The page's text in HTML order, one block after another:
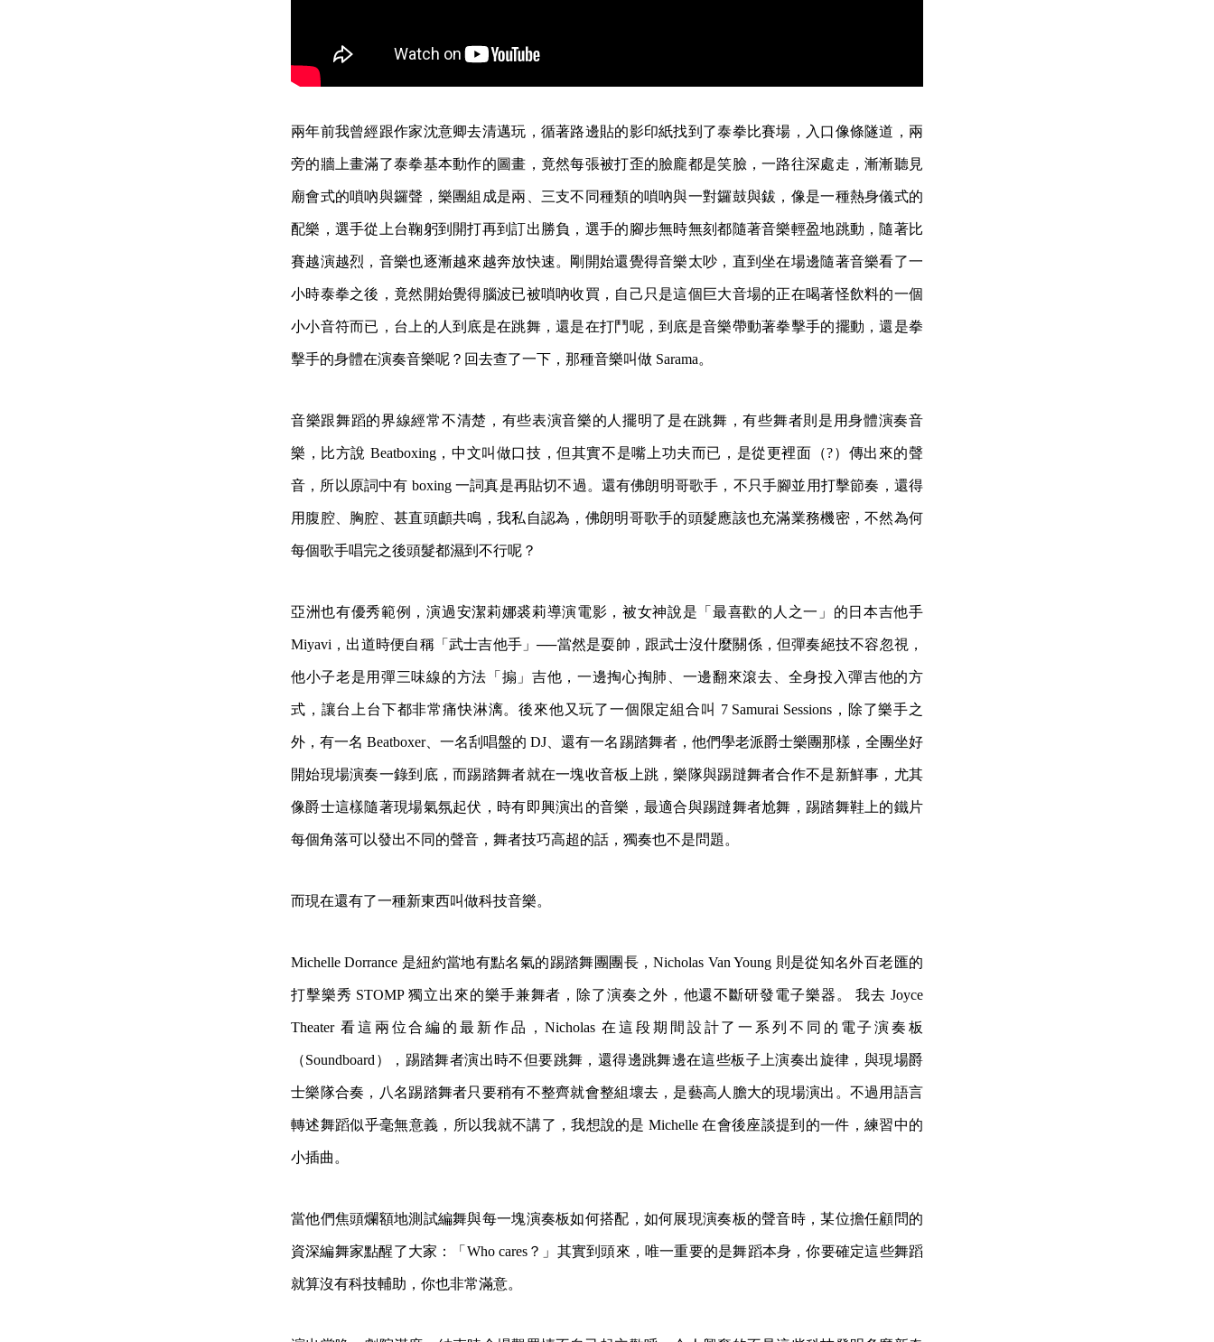
兩年前我曾經跟作家沈意卿去清邁玩，循著路邊貼的影印紙找到了泰拳比賽場，入口像條隧道，兩
旁的牆上畫滿了泰拳基本動作的圖畫，竟然每張被打歪的臉龐都是笑臉，一路往深處走，漸漸聽見
廟會式的嗩吶與鑼聲，樂團組成是兩、三支不同種類的嗩吶與一對鑼鼓與鈸，像是一種熱身儀式的
配樂，選手從上台鞠躬到開打再到訂出勝負，選手的腳步無時無刻都隨著音樂輕盈地跳動，隨著比
賽越演越烈，音樂也逐漸越來越奔放快速。剛開始還覺得音樂太吵，直到坐在場邊隨著音樂看了一
小時泰拳之後，竟然開始覺得腦波已被嗩吶收買，自己只是這個巨大音場的正在喝著怪飲料的一個
小小音符而已，台上的人到底是在跳舞，還是在打鬥呢，到底是音樂帶動著拳擊手的擺動，還是拳
擊手的身體在演奏音樂呢？回去查了一下，那種音樂叫做 Sarama。
音樂跟舞蹈的界線經常不清楚，有些表演音樂的人擺明了是在跳舞，有些舞者則是用身體演奏音
樂，比方說 Beatboxing，中文叫做口技，但其實不是嘴上功夫而已，是從更裡面（?）傳出來的聲
音，所以原詞中有 boxing 一詞真是再貼切不過。還有佛朗明哥歌手，不只手腳並用打擊節奏，還得
用腹腔、胸腔、甚直頭顱共鳴，我私自認為，佛朗明哥歌手的頭髮應該也充滿業務機密，不然為何
每個歌手唱完之後頭髮都濕到不行呢？
亞洲也有優秀範例，演過安潔莉娜裘莉導演電影，被女神說是「最喜歡的人之一」的日本吉他手
Miyavi，出道時便自稱「武士吉他手」──當然是耍帥，跟武士沒什麼關係，但彈奏絕技不容忽視，
他小子老是用彈三味線的方法「搧」吉他，一邊掏心掏肺、一邊翻來滾去、全身投入彈吉他的方
式，讓台上台下都非常痛快淋漓。後來他又玩了一個限定組合叫 7 Samurai Sessions，除了樂手之
外，有一名 Beatboxer、一名刮唱盤的 DJ、還有一名踢踏舞者，他們學老派爵士樂團那樣，全團坐好
開始現場演奏一錄到底，而踢踏舞者就在一塊收音板上跳，樂隊與踢躂舞者合作不是新鮮事，尤其
像爵士這樣隨著現場氣氛起伏，時有即興演出的音樂，最適合與踢躂舞者尬舞，踢踏舞鞋上的鐵片
每個角落可以發出不同的聲音，舞者技巧高超的話，獨奏也不是問題。
而現在還有了一種新東西叫做科技音樂。
Michelle Dorrance 是紐約當地有點名氣的踢踏舞團團長，Nicholas Van Young 則是從知名外百老匯的
打擊樂秀 STOMP 獨立出來的樂手兼舞者，除了演奏之外，他還不斷研發電子樂器。 我去 Joyce
Theater 看這兩位合編的最新作品，Nicholas 在這段期間設計了一系列不同的電子演奏板
（Soundboard），踢踏舞者演出時不但要跳舞，還得邊跳舞邊在這些板子上演奏出旋律，與現場爵
士樂隊合奏，八名踢踏舞者只要稍有不整齊就會整組壞去，是藝高人膽大的現場演出。不過用語言
轉述舞蹈似乎毫無意義，所以我就不講了，我想說的是 Michelle 在會後座談提到的一件，練習中的
小插曲。
當他們焦頭爛額地測試編舞與每一塊演奏板如何搭配，如何展現演奏板的聲音時，某位擔任顧問的
資深編舞家點醒了大家：「Who cares？」其實到頭來，唯一重要的是舞蹈本身，你要確定這些舞蹈
就算沒有科技輔助，你也非常滿意。